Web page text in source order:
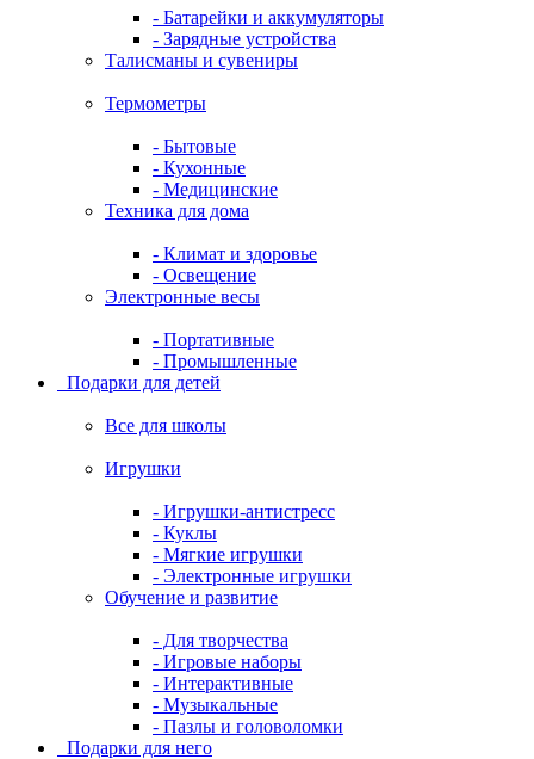
- Батарейки и аккумуляторы
- Зарядные устройства
Талисманы и сувениры
Термометры
- Бытовые
- Кухонные
- Медицинские
Техника для дома
- Климат и здоровье
- Освещение
Электронные весы
- Портативные
- Промышленные
Подарки для детей
Все для школы
Игрушки
- Игрушки-антистресс
- Куклы
- Мягкие игрушки
- Электронные игрушки
Обучение и развитие
- Для творчества
- Игровые наборы
- Интерактивные
- Музыкальные
- Пазлы и головоломки
Подарки для него